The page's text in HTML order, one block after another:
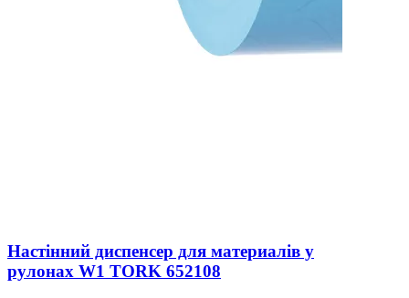
Настінний диспенсер для материалів у
рулонах W1 TORK 652108